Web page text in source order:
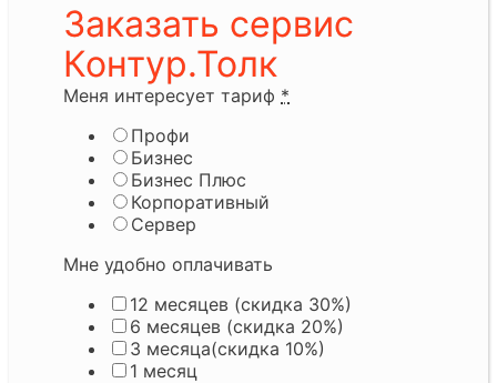
Заказать сервис
Контур.Толк
Меня интересует тариф *
Профи
Бизнес
Бизнес Плюс
Корпоративный
Сервер
Мне удобно оплачивать
12 месяцев (скидка 30%)
6 месяцев (скидка 20%)
3 месяца(скидка 10%)
1 месяц